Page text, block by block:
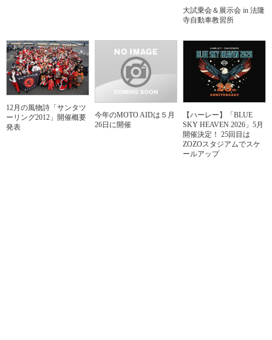
大試乗会＆展示会 in 法隆
寺自動車教習所
12月の風物詩「サンタツ
ーリング2012」開催概要
発表
今年のMOTO AIDは５月
26日に開催
【ハーレー】「BLUE
SKY HEAVEN 2026」5月
開催決定！ 25回目は
ZOZOスタジアムでスケ
ールアップ